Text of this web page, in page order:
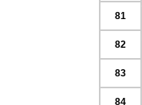
81
82
83
84